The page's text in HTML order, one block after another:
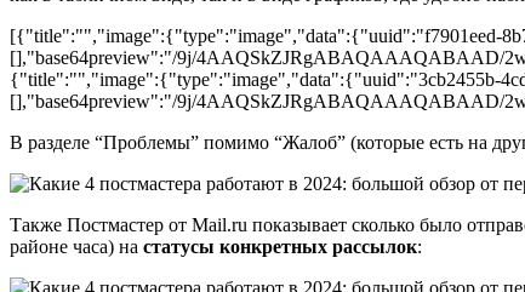
[{"title":"","image":{"type":"image","data":{"uuid":"f7901eed-
[],"base64preview":"/9j/
{"title":"","image":{"type":"image","data":{"uuid":"3cb2455b-
[],"base64preview":"/9j/
В разделе “Проблемы” помимо “Жалоб” (которые есть на
Также Постмастер от Mail.ru показывает сколько было
районе часа) на статусы конкретных рассылок: